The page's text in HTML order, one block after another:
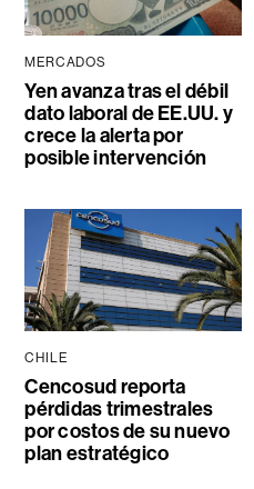
MERCADOS
Yen avanza tras el débil
dato laboral de EE.UU. y
crece la alerta por
posible intervención
CHILE
Cencosud reporta
pérdidas trimestrales
por costos de su nuevo
plan estratégico